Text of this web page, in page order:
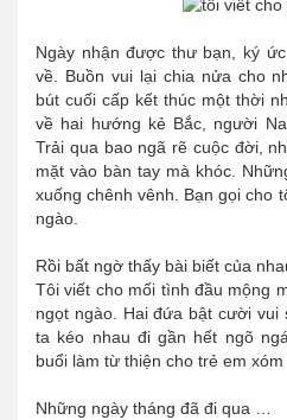
Ngày nhận được thư bạn, ký
về. Buồn vui lại chia nửa cho
bút cuối cấp kết thúc một thời
về hai hướng kẻ Bắc, người
Trải qua bao ngã rẽ cuộc đời,
mặt vào bàn tay mà khóc.
xuống chênh vênh. Bạn gọi cho
ngào.
Rồi bất ngờ thấy bài biết của
Tôi viết cho mối tình đầu mộng
ngọt ngào. Hai đứa bật cười vui
ta kéo nhau đi gần hết ngõ
buổi làm từ thiện cho trẻ em
Những ngày tháng đã đi qua …